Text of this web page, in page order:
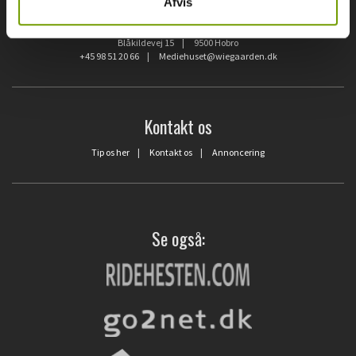
Blåkildevej 15 | 9500 Hobro
+45 98 51 20 66| Mediehuset@wiegaarden.dk
Kontakt os
Tip os her | Kontakt os | Annoncering
Se også: